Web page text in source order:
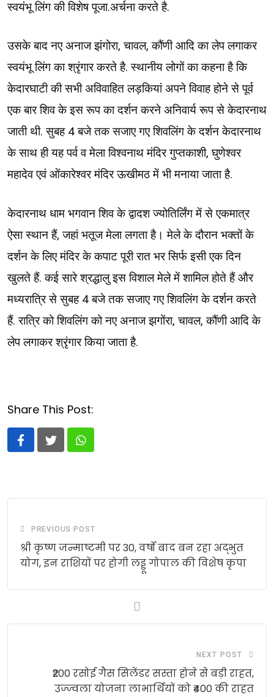
स्वयंभू लिंग की विशेष पूजा.अर्चना करते है.
उसके बाद नए अनाज झंगोरा, चावल, कौंणी आदि का लेप लगाकर
स्वयंभू लिंग का श्रृंगार करते है. स्थानीय लोगों का कहना है कि
केदारघाटी की सभी अविवाहित लड़कियां अपने विवाह होने से पूर्व
एक बार शिव के इस रूप का दर्शन करने अनिवार्य रूप से केदारनाथ
जाती थी. सुबह 4 बजे तक सजाए गए शिवलिंग के दर्शन केदारनाथ
के साथ ही यह पर्व व मेला विश्वनाथ मंदिर गुप्तकाशी, घुणेश्वर
महादेव एवं ओंकारेश्वर मंदिर ऊखीमठ में भी मनाया जाता है.
केदारनाथ धाम भगवान शिव के द्वादश ज्योतिर्लिंग में से एकमात्र
ऐसा स्थान हैं, जहां भतूज मेला लगता है। मेले के दौरान भक्तों के
दर्शन के लिए मंदिर के कपाट पूरी रात भर सिर्फ इसी एक दिन
खुलते हैं. कई सारे श्रद्धालु इस विशाल मेले में शामिल होते हैं और
मध्यरात्रि से सुबह 4 बजे तक सजाए गए शिवलिंग के दर्शन करते
हैं. रात्रि को शिवलिंग को नए अनाज झगोंरा, चावल, कौंणी आदि के
लेप लगाकर श्रृंगार किया जाता है.
Share This Post:
Whatsapp
PREVIOUS POST
श्री कृष्ण जन्माष्टमी पर 30, वर्षों बाद बन रहा अद्भुत
योग, इन राशियों पर होगी लड्डू गोपाल की विशेष कृपा
NEXT POST
₹200 रसोई गैस सिलेंडर सस्ता होने से बड़ी राहत,
उज्ज्वला योजना लाभार्थियों को ₹400 की राहत